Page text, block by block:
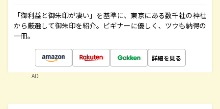
「御利益と御朱印が凄い」を基準に、東京にある数千社の神社
から厳選して御朱印を紹介。ビギナーに優しく、ツウも納得の
一冊。
詳細を見る
AD